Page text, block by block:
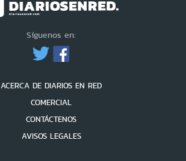
Síguenos en:
ACERCA DE DIARIOS EN RED
COMERCIAL
CONTÁCTENOS
AVISOS LEGALES